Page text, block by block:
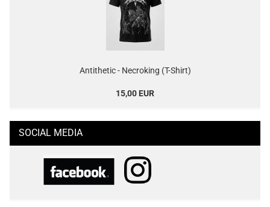
Antithetic - Necroking (T-Shirt)
15,00 EUR
SOCIAL MEDIA